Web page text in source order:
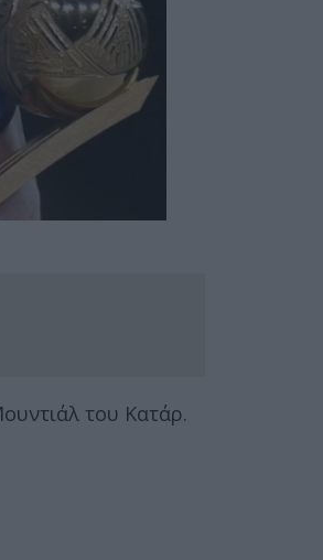
του Κατάρ.